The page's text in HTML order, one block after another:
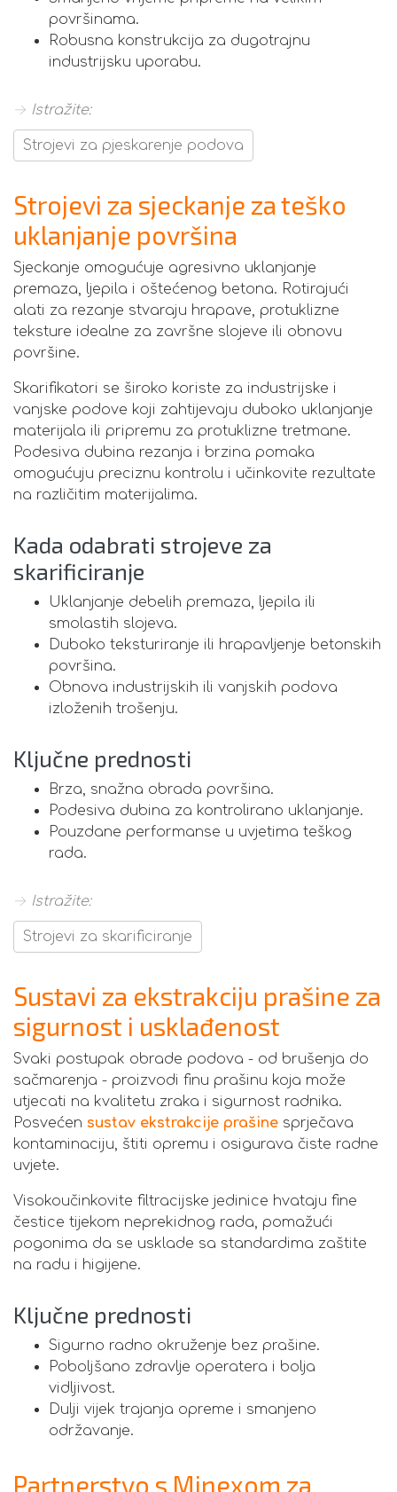
površinama.
Robusna konstrukcija za dugotrajnu
industrijsku uporabu.
→ Istražite:
Strojevi za pjeskarenje podova
Strojevi za sjeckanje za teško
uklanjanje površina
Sjeckanje omogućuje agresivno uklanjanje
premaza, ljepila i oštećenog betona. Rotirajući
alati za rezanje stvaraju hrapave, protuklizne
teksture idealne za završne slojeve ili obnovu
površine.
Skarifikatori se široko koriste za industrijske i
vanjske podove koji zahtijevaju duboko uklanjanje
materijala ili pripremu za protuklizne tretmane.
Podesiva dubina rezanja i brzina pomaka
omogućuju preciznu kontrolu i učinkovite rezultate
na različitim materijalima.
Kada odabrati strojeve za
skarificiranje
Uklanjanje debelih premaza, ljepila ili
smolastih slojeva.
Duboko teksturiranje ili hrapavljenje betonskih
površina.
Obnova industrijskih ili vanjskih podova
izloženih trošenju.
Ključne prednosti
Brza, snažna obrada površina.
Podesiva dubina za kontrolirano uklanjanje.
Pouzdane performanse u uvjetima teškog
rada.
→ Istražite:
Strojevi za skarificiranje
Sustavi za ekstrakciju prašine za
sigurnost i usklađenost
Svaki postupak obrade podova - od brušenja do
sačmarenja - proizvodi finu prašinu koja može
utjecati na kvalitetu zraka i sigurnost radnika.
Posvećen sustav ekstrakcije prašine sprječava
kontaminaciju, štiti opremu i osigurava čiste radne
uvjete.
Visokoučinkovite filtracijske jedinice hvataju fine
čestice tijekom neprekidnog rada, pomažući
pogonima da se usklade sa standardima zaštite
na radu i higijene.
Ključne prednosti
Sigurno radno okruženje bez prašine.
Poboljšano zdravlje operatera i bolja
vidljivost.
Dulji vijek trajanja opreme i smanjeno
održavanje.
Partnerstvo s Minexom za